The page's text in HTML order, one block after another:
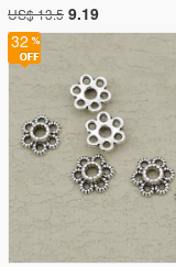
US$ 13.5 9.19
32